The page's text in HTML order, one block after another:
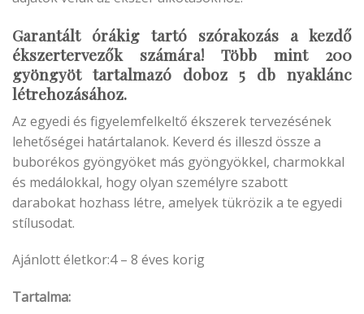
Garantált órákig tartó szórakozás a kezdő
ékszertervezők számára! Több mint 200
gyöngyöt tartalmazó doboz 5 db nyaklánc
létrehozásához.
Az egyedi és figyelemfelkeltő ékszerek tervezésének
lehetőségei határtalanok. Keverd és illeszd össze a
buborékos gyöngyöket más gyöngyökkel, charmokkal
és medálokkal, hogy olyan személyre szabott
darabokat hozhass létre, amelyek tükrözik a te egyedi
stílusodat.
Ajánlott életkor:4 – 8 éves korig
Tartalma: